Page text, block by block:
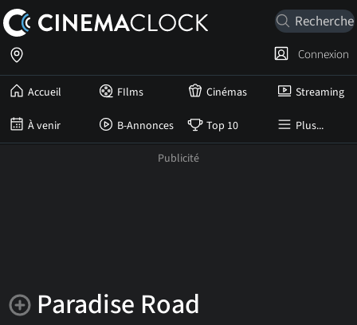
Accueil FIlms Cinémas Streaming
À venir B-Annonces Top 10 Plus...
Connexion
Paradise Road